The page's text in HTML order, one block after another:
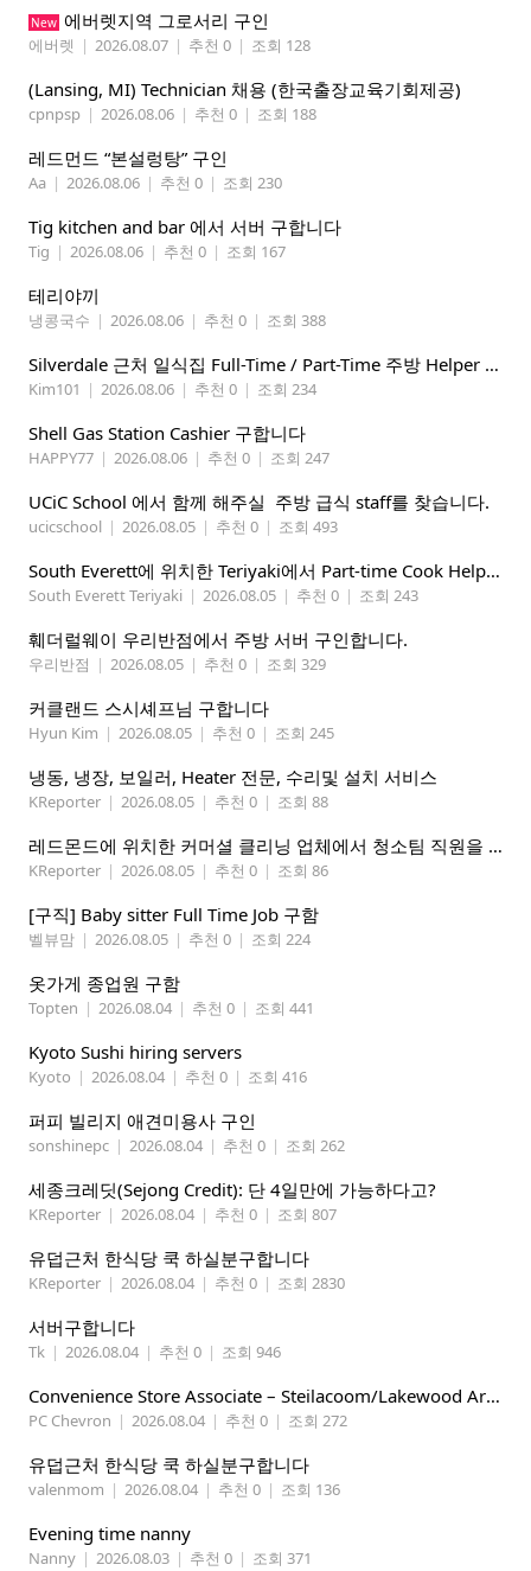
New 에버렛지역 그로서리 구인
에버렛 | 2026.08.07 | 추천 0 | 조회 128
(Lansing, MI) Technician 채용 (한국출장교육기회제공)
cpnpsp | 2026.08.06 | 추천 0 | 조회 188
레드먼드 “본설렁탕” 구인
Aa | 2026.08.06 | 추천 0 | 조회 230
Tig kitchen and bar 에서 서버 구합니다
Tig | 2026.08.06 | 추천 0 | 조회 167
테리야끼
냉콩국수 | 2026.08.06 | 추천 0 | 조회 388
Silverdale 근처 일식집 Full-Time / Part-Time 주방 Helper 구합니다.
Kim101 | 2026.08.06 | 추천 0 | 조회 234
Shell Gas Station Cashier 구합니다
HAPPY77 | 2026.08.06 | 추천 0 | 조회 247
UCiC School 에서 함께 해주실 주방 급식 staff를 찾습니다.
ucicschool | 2026.08.05 | 추천 0 | 조회 493
South Everett에 위치한 Teriyaki에서 Part-time Cook Helper 구합니다. Mon-Sat, 4:00 pm-8:30 pm
South Everett Teriyaki | 2026.08.05 | 추천 0 | 조회 243
훼더럴웨이 우리반점에서 주방 서버 구인합니다.
우리반점 | 2026.08.05 | 추천 0 | 조회 329
커클랜드 스시셰프님 구합니다
Hyun Kim | 2026.08.05 | 추천 0 | 조회 245
냉동, 냉장, 보일러, Heater 전문, 수리및 설치 서비스
KReporter | 2026.08.05 | 추천 0 | 조회 88
레드몬드에 위치한 커머셜 클리닝 업체에서 청소팀 직원을 모집합니다.
KReporter | 2026.08.05 | 추천 0 | 조회 86
[구직] Baby sitter Full Time Job 구함
벨뷰맘 | 2026.08.05 | 추천 0 | 조회 224
옷가게 종업원 구함
Topten | 2026.08.04 | 추천 0 | 조회 441
Kyoto Sushi hiring servers
Kyoto | 2026.08.04 | 추천 0 | 조회 416
퍼피 빌리지 애견미용사 구인
sonshinepc | 2026.08.04 | 추천 0 | 조회 262
세종크레딧(Sejong Credit): 단 4일만에 가능하다고?
KReporter | 2026.08.04 | 추천 0 | 조회 807
유덥근처 한식당 쿡 하실분구합니다
KReporter | 2026.08.04 | 추천 0 | 조회 2830
서버구합니다
Tk | 2026.08.04 | 추천 0 | 조회 946
Convenience Store Associate – Steilacoom/Lakewood Area, $19 -$21/hr
PC Chevron | 2026.08.04 | 추천 0 | 조회 272
유덥근처 한식당 쿡 하실분구합니다
valenmom | 2026.08.04 | 추천 0 | 조회 136
Evening time nanny
Nanny | 2026.08.03 | 추천 0 | 조회 371